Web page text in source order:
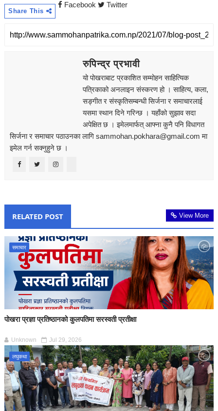
Share This
Facebook Twitter
रुपिन्द्र प्रभावी
यो पोखराबाट प्रकाशित सम्मोहन साहित्यिक
पत्रिकाको अनलाइन संस्करण हो । साहित्य, कला,
सङ्‍गीत र संस्कृतिसम्बन्धी सिर्जना र समाचारलाई
यसमा स्थान दिने गरिन्छ । यहाँको सुझाव सदा
अपेक्षित छ । इमेलमार्फत् आफ्ना कुनै पनि विधागत
सिर्जना र समाचार पठाउनका लागि sammohan.pokhara@gmail.com मा
इमेल गर्न सक्नुहुने छ ।
RELATED POST View More
समाचार
पोखरा प्रज्ञा प्रतिष्ठानको कुलपतिमा सरस्वती प्रतीक्षा
Unknown Jul 29, 2026
लघुकथा